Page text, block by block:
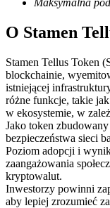
Kontrakty
Kontrakty
Maksymalna
O Stamen
Stamen Tellus Token
blockchainie,
istniejącej
różne funkcje, takie
w ekosystemie, w
Jako token
bezpieczeństwa sieci
Poziom adopcji i
zaangażowania
kryptowalut.
Inwestorzy powinni
aby lepiej zrozumieć